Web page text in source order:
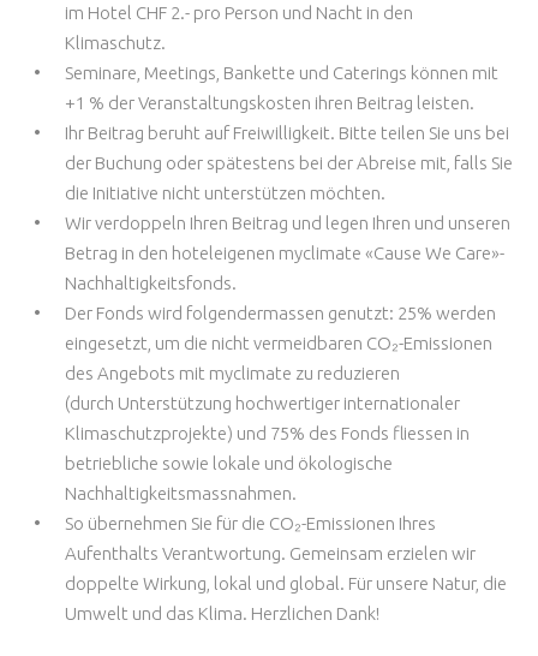
im Hotel CHF 2.- pro Person und Nacht in den
Klimaschutz.
Seminare, Meetings, Bankette und Caterings können mit
+1 % der Veranstaltungskosten ihren Beitrag leisten.
Ihr Beitrag beruht auf Freiwilligkeit. Bitte teilen Sie uns bei
der Buchung oder spätestens bei der Abreise mit, falls Sie
die Initiative nicht unterstützen möchten.
Wir verdoppeln Ihren Beitrag und legen Ihren und unseren
Betrag in den hoteleigenen myclimate «Cause We Care»-
Nachhaltigkeitsfonds.
Der Fonds wird folgendermassen genutzt: 25% werden
eingesetzt, um die nicht vermeidbaren CO₂-Emissionen
des Angebots mit myclimate zu reduzieren
(durch Unterstützung hochwertiger internationaler
Klimaschutzprojekte) und 75% des Fonds fliessen in
betriebliche sowie lokale und ökologische
Nachhaltigkeitsmassnahmen.
So übernehmen Sie für die CO₂-Emissionen Ihres
Aufenthalts Verantwortung. Gemeinsam erzielen wir
doppelte Wirkung, lokal und global. Für unsere Natur, die
Umwelt und das Klima. Herzlichen Dank!